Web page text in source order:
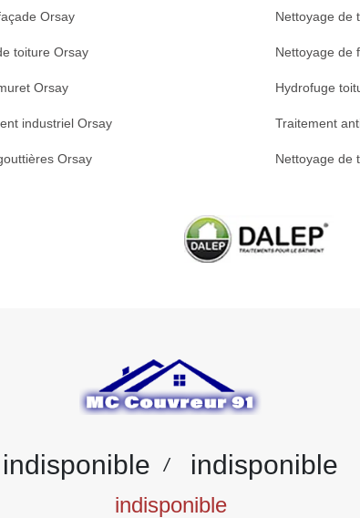
Orsay
toiture Orsay
Orsay
industriel Orsay
Orsay
Nettoyage de
Nettoyage de
Hydrofuge
Traitement
Nettoyage de
indisponible / indisponible
indisponible